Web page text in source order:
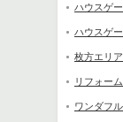
ハウスゲ
ハウスゲ
枚方エリ
リフォー
ワンダフ